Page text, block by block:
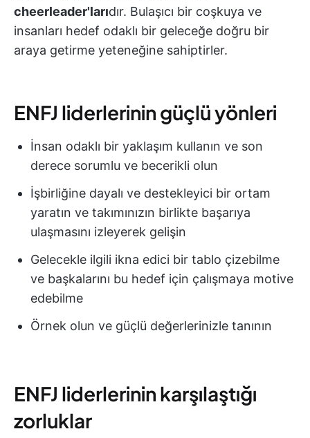
cheerleader'larıdır. Bulaşıcı bir coşkuya ve
insanları hedef odaklı bir geleceğe doğru bir
araya getirme yeteneğine sahiptirler.
ENFJ liderlerinin güçlü yönleri
İnsan odaklı bir yaklaşım kullanın ve son
derece sorumlu ve becerikli olun
İşbirliğine dayalı ve destekleyici bir ortam
yaratın ve takımınızın birlikte başarıya
ulaşmasını izleyerek gelişin
Gelecekle ilgili ikna edici bir tablo çizebilme
ve başkalarını bu hedef için çalışmaya motive
edebilme
Örnek olun ve güçlü değerlerinizle tanının
ENFJ liderlerinin karşılaştığı
zorluklar